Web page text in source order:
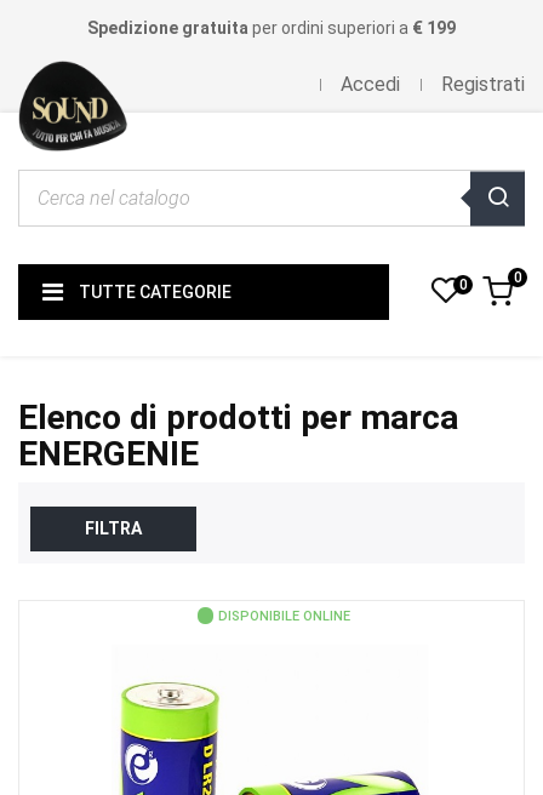
Spedizione gratuita per ordini superiori a € 199
Accedi Registrati
TUTTE CATEGORIE 0 0
Elenco di prodotti per marca
ENERGENIE
FILTRA
DISPONIBILE ONLINE